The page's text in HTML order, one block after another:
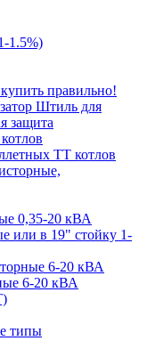
1.5%)
правильно!
Штиль для
защита
ТТ котлов
0,35-20 кВА
или в 19" стойку 1-
6-20 кВА
6-20 кВА
типы